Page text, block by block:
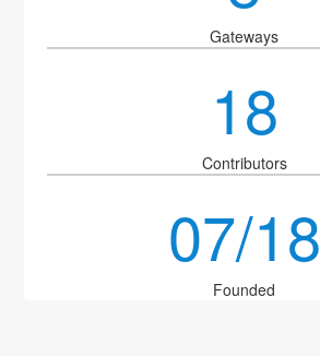
Gateways
18
Contributors
07/18
Founded